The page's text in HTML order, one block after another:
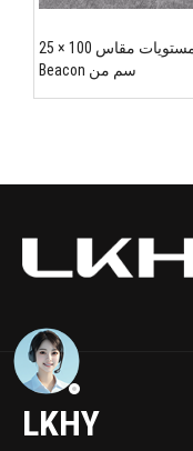
ألواح سجاد تجارية PET-PVC بحلقة متعددة المستويات مقاس 100 × 25
سم من Beacon
LKHY